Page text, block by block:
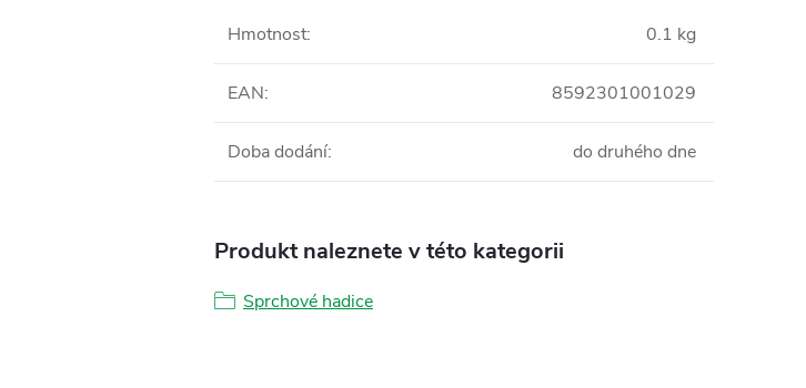
Hmotnost: 0.1 kg
EAN: 8592301001029
Doba dodání: do druhého dne
Produkt naleznete v této kategorii
Sprchové hadice